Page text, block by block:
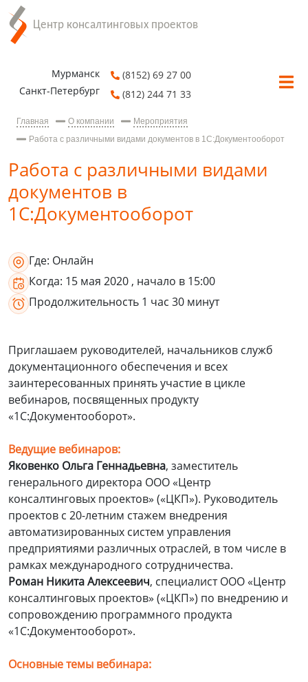
Мурманск
Санкт-Петербург
(8152) 69 27 00
(812) 244 71 33
Главная О компании
Мероприятия
Работа с различными видами документов в 1С:Документооборот
Работа с различными видами
документов в
1С:Документооборот
Где: Онлайн
Когда: 15 мая 2020 , начало в 15:00
Продолжительность 1 час 30 минут
Приглашаем руководителей, начальников служб
документационного обеспечения и всех
заинтересованных принять участие в цикле
вебинаров, посвященных продукту
«1С:Документооборот».
Ведущие вебинаров:
Яковенко Ольга Геннадьевна, заместитель
генерального директора ООО «Центр
консалтинговых проектов» («ЦКП»). Руководитель
проектов с 20-летним стажем внедрения
автоматизированных систем управления
предприятиями различных отраслей, в том числе в
рамках международного сотрудничества.
Роман Никита Алексеевич, специалист ООО «Центр
консалтинговых проектов» («ЦКП») по внедрению и
сопровождению программного продукта
«1С:Документооборот».
Основные темы вебинара: